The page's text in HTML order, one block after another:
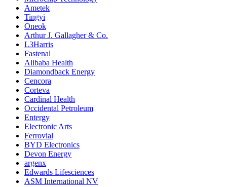
Ametek
Tingyi
Oneok
Arthur J. Gallagher & Co.
L3Harris
Fastenal
Alibaba Health
Diamondback Energy
Cencora
Corteva
Cardinal Health
Occidental Petroleum
Entergy
Electronic Arts
Ferrovial
BYD Electronics
Devon Energy
argenx
Edwards Lifesciences
ASM International NV